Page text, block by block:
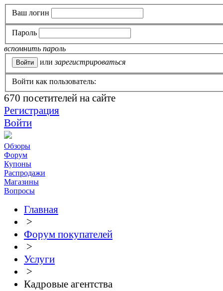
Ваш логин
Пароль
вспомнить пароль
или зарегистрироваться
Войти как пользователь:
670 посетителей на сайте
Регистрация
Войти
Обзоры
Форум
Купоны
Распродажи
Магазины
Вопросы
Главная
>
Форум покупателей
>
Услуги
>
Кадровые агентства